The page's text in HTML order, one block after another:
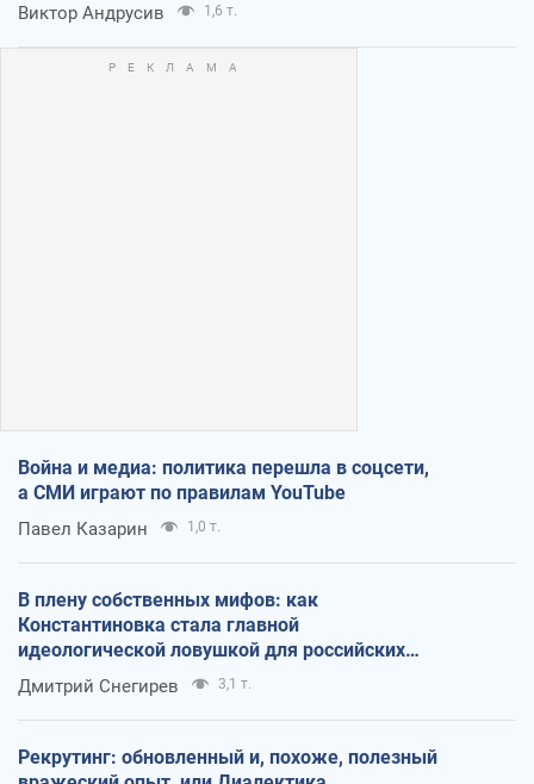
Виктор Андрусив 1,6 т.
Война и медиа: политика перешла в соцсети,
а СМИ играют по правилам YouTube
Павел Казарин 1,0 т.
В плену собственных мифов: как
Константиновка стала главной
идеологической ловушкой для российских
оккупантов
Дмитрий Снегирев 3,1 т.
Рекрутинг: обновленный и, похоже, полезный